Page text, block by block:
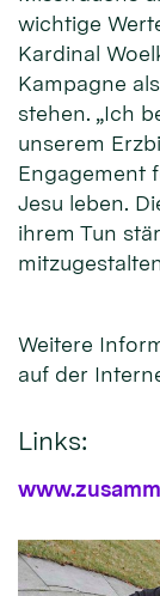
wichtige
Kardinal
Kampagne
stehen. „Ich
unserem
Engagement
Jesu leben.
ihrem Tun
Weitere
auf der
Links: